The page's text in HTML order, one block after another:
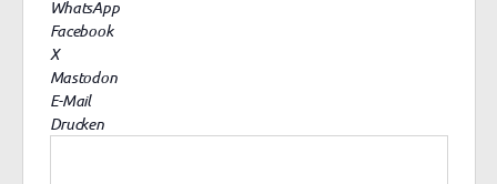
t
e
WhatsApp
Facebook
X
Mastodon
E-Mail
Drucken